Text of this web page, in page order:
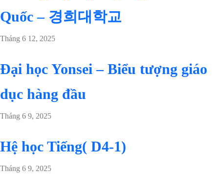
Quốc – 경희대학교
Tháng 6 12, 2025
Đại học Yonsei – Biểu tượng giáo
dục hàng đầu
Tháng 6 9, 2025
Hệ học Tiếng( D4-1)
Tháng 6 9, 2025